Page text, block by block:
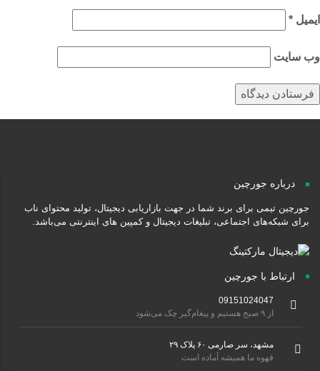
*
سایت
درباره جورچین
جورچین تیمی برای برند شما در جهت بازاریابی دیجیتال، تولید محتوای ناب
برای شبکه‌های اجتماعی، تبلیغات دیجیتال و کمپین های اینترنتی می‌باشد.
ارتباط با جورچین
09151024047
مشهد، سر صارمی ۶۰ پلاک ۲۹
قهوه ما همیشه آماده است